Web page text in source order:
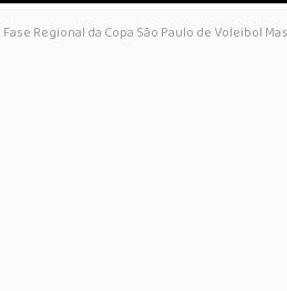
Regional da Copa São Paulo de Voleibol